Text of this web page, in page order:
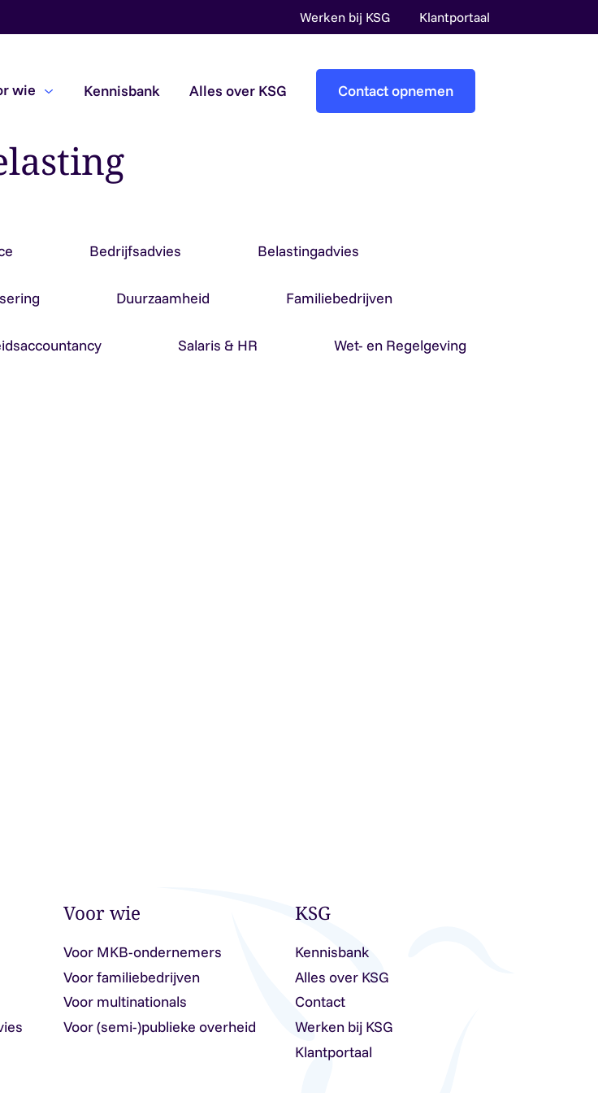
Werken bij KSG Klantportaal
wie Kennisbank Alles over KSG Contact opnemen
Bedrijfsadvies Belastingadvies
Duurzaamheid Familiebedrijven
Salaris & HR Wet- en Regelgeving
Voor wie
Voor MKB-ondernemers
Voor familiebedrijven
Voor multinationals
Voor (semi-)publieke overheid
KSG
Kennisbank
Alles over KSG
Contact
Werken bij KSG
Klantportaal